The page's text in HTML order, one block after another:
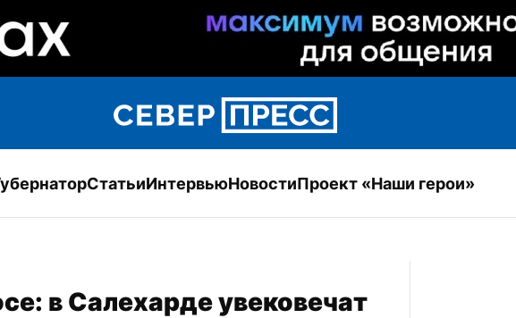
СтатьиИнтервьюНовостиПроект «Наши герои»
в Салехарде увековечат